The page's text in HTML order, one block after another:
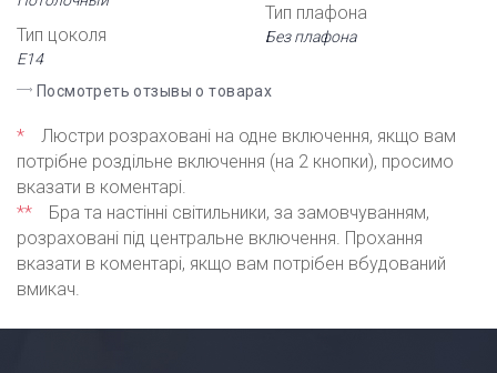
Тип цоколя
Е14
Тип плафона
Без плафона
Посмотреть отзывы о товарах
*
Люстри розраховані на одне включення, якщо вам
потрібне роздільне включення (на 2 кнопки), просимо
вказати в коментарі.
**
Бра та настінні світильники, за замовчуванням,
розраховані під центральне включення. Прохання
вказати в коментарі, якщо вам потрібен вбудований
вмикач.